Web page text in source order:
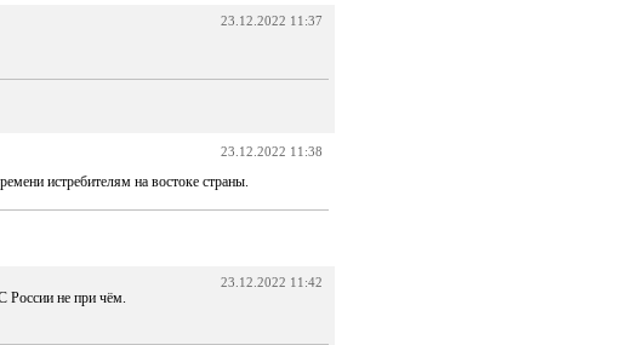
23.12.2022 11:37
23.12.2022 11:38
истребителям на востоке страны.
23.12.2022 11:42
России не при чём.